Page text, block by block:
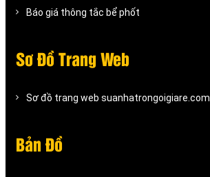
Báo giá thông tắc bể phốt
Sơ Đồ Trang Web
Sơ đồ trang web suanhatrongoigiare.com
Bản Đồ